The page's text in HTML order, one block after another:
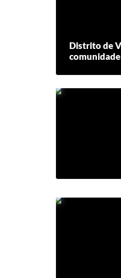
Distrito de
comunidade